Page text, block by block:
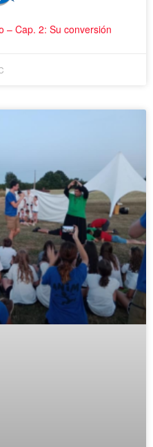
– Cap. 2: Su conversión